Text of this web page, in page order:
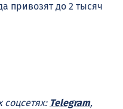
привозят до 2 тысяч
соцсетях: Telegram,